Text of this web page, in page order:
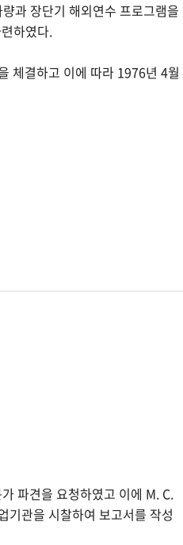
과 장단기 해외연수 프로그램을
하였다.
체결하고 이에 따라 1976년 4월
파견을 요청하였고 이에 M. C.
관을 시찰하여 보고서를 작성